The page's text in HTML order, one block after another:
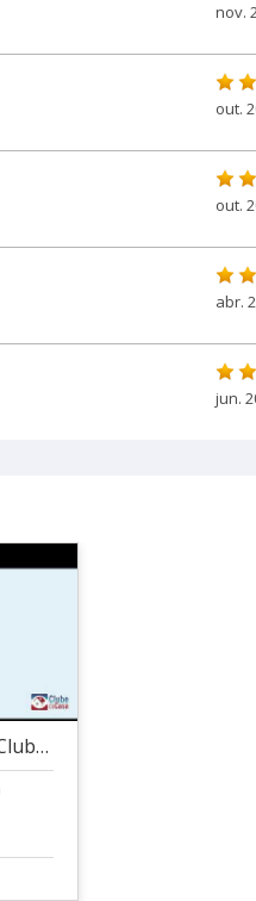
nov.
out.
out.
abr.
jun.
Locução de Vídeo Clube da Casa.